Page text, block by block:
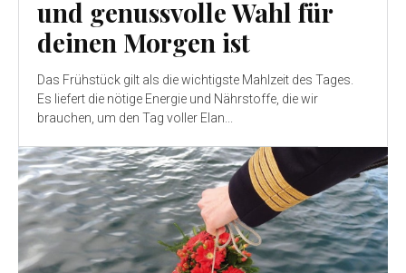
und genussvolle Wahl für
deinen Morgen ist
Das Frühstück gilt als die wichtigste Mahlzeit des Tages.
Es liefert die nötige Energie und Nährstoffe, die wir
brauchen, um den Tag voller Elan...